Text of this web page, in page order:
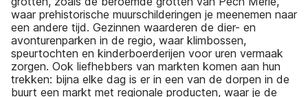
waar prehistorische muurschilderingen je meenemen naar
een andere tijd. Gezinnen waarderen de dier- en
avonturenparken in de regio, waar klimbossen,
speurtochten en kinderboerderijen voor uren vermaak
zorgen. Ook liefhebbers van markten komen aan hun
trekken: bijna elke dag is er in een van de dorpen in de
buurt een markt met regionale producten, waar je de